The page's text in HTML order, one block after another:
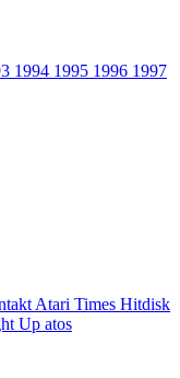
1994 1995 1996 1997
Atari Times Hitdisk
Up atos